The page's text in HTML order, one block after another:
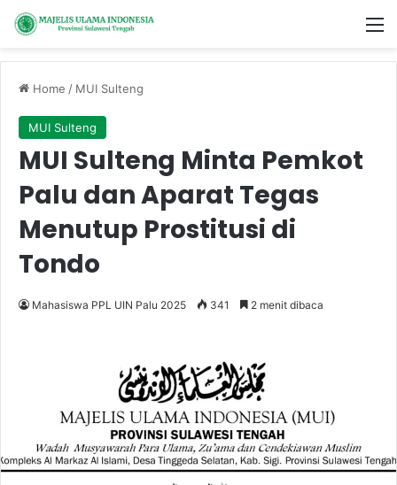
Home / MUI Sulteng
MUI Sulteng
MUI Sulteng Minta Pemkot
Palu dan Aparat Tegas
Menutup Prostitusi di
Tondo
Mahasiswa PPL UIN Palu 2025 341 2 menit dibaca